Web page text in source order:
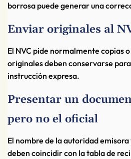
borrosa puede generar una
Enviar originales al
El NVC pide normalmente copias
originales deben conservarse
instrucción expresa.
Presentar un
pero no el oficial
El nombre de la autoridad
deben coincidir con la tabla de